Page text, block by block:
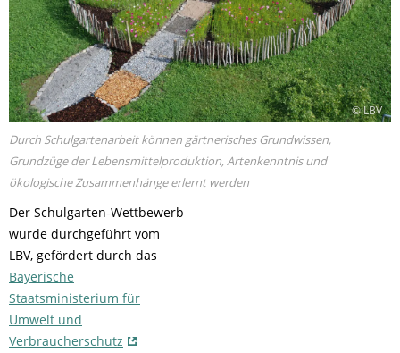
© LBV
Durch Schulgartenarbeit können gärtnerisches Grundwissen,
Grundzüge der Lebensmittelproduktion, Artenkenntnis und
ökologische Zusammenhänge erlernt werden
Der Schulgarten-Wettbewerb
wurde durchgeführt vom
LBV, gefördert durch das
Bayerische
Staatsministerium für
Umwelt und
Verbraucherschutz